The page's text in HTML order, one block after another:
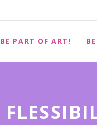
BE PART OF ART!